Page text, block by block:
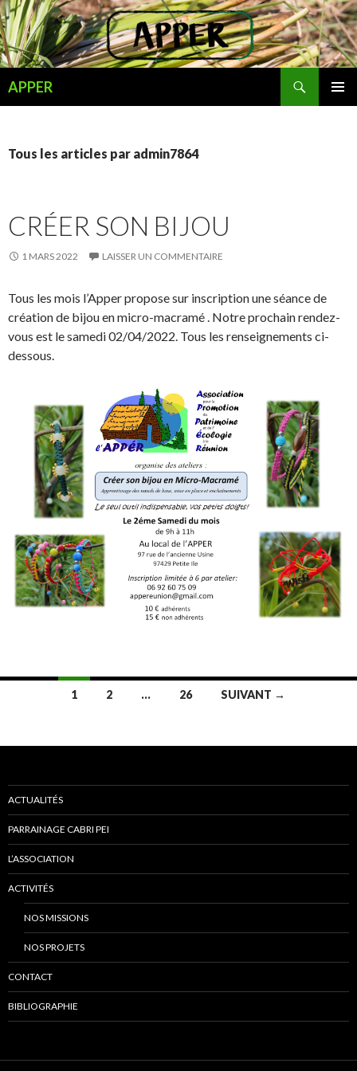
APPER
Tous les articles par admin7864
CRÉER SON BIJOU
1 MARS 2022 LAISSER UN COMMENTAIRE
Tous les mois l’Apper propose sur inscription une séance de
création de bijou en micro-macramé . Notre prochain rendez-
vous est le samedi 02/04/2022. Tous les renseignements ci-
dessous.
Navigation
articles
1 2 … 26 SUIVANT →
ACTUALITÉS
PARRAINAGE CABRI PEI
L’ASSOCIATION
ACTIVITÉS
NOS MISSIONS
NOS PROJETS
CONTACT
BIBLIOGRAPHIE